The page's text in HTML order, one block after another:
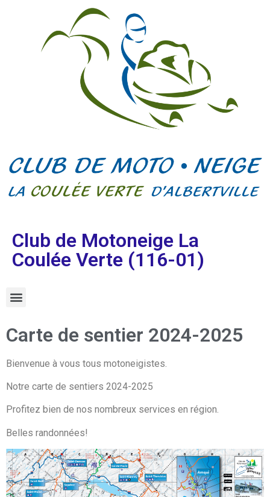
Club de Motoneige La
Coulée Verte (116-01)
Carte de sentier 2024-2025
Bienvenue à vous tous motoneigistes.
Notre carte de sentiers 2024-2025
Profitez bien de nos nombreux services en région.
Belles randonnées!